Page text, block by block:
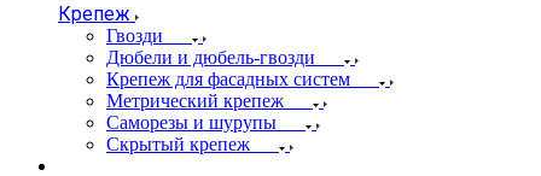
Крепеж
Гвозди
Дюбели и дюбель-гвозди
Крепеж для фасадных систем
Метрический крепеж
Саморезы и шурупы
Скрытый крепеж